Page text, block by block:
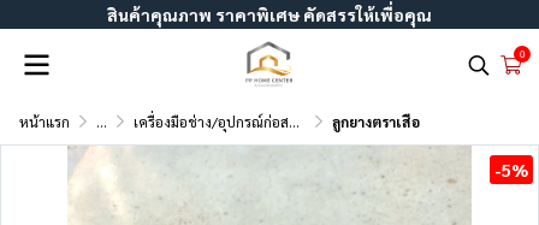
สินค้าคุณภาพ ราคาพิเศษ คัดสรรให้เพื่อคุณ
0
หน้าแรก ... เครื่องมือช่าง/อุปกรณ์ก่อสร้าง ลูกยางตราเสือ
-5%